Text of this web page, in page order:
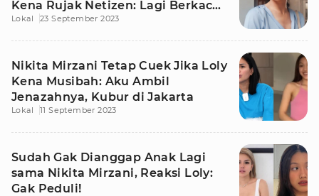
Kena Rujak Netizen: Lagi Berkaca
Ya?
Lokal 23 September 2023
Nikita Mirzani Tetap Cuek Jika Loly
Kena Musibah: Aku Ambil
Jenazahnya, Kubur di Jakarta
Lokal 11 September 2023
Sudah Gak Dianggap Anak Lagi
sama Nikita Mirzani, Reaksi Loly:
Gak Peduli!